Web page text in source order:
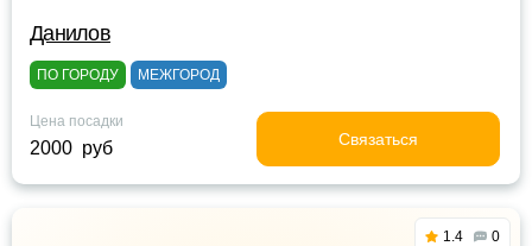
Данилов
ПО ГОРОДУ МЕЖГОРОД
Цена посадки
2000 руб Связаться
1.4 0